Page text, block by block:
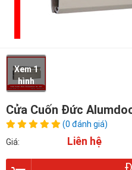
Xem 1
hình
Cửa Cuốn Đức
(0 đánh giá)
Giá:
Liên hệ